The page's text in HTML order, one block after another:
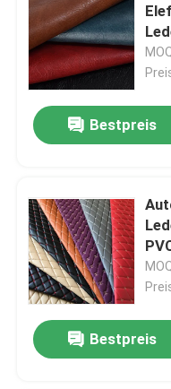
Bestpreis
Bestpreis